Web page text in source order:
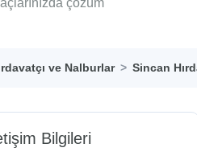
çözüm
ve Nalburlar Sincan
Bilgileri